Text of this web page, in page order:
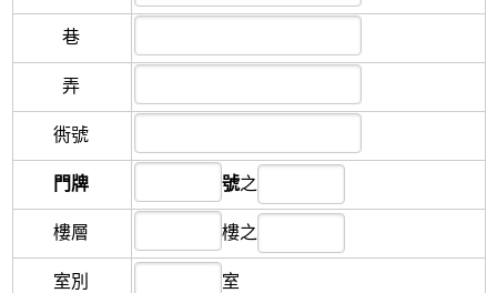
巷
弄
衖號
門牌 號之
樓層 樓之
室別 室